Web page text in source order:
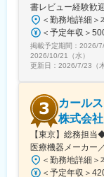
変更の範囲：
書レビュー経験歓
掲載予定期間： 2026/7/
2026/10/21（水）
更新日： 2026/7/23（木
カール
株式会社
【東京】総務担
医療機器メーカー